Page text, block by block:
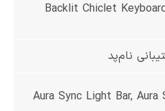
Backlit Chiclet
نام‌پد
Aura Sync Light Bar, Aura